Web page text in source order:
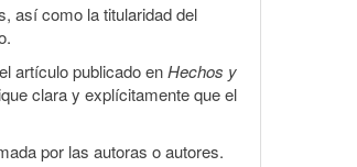
así como la titularidad del
artículo publicado enHechos y
clara y explícitamente que el
por las autoras o autores.